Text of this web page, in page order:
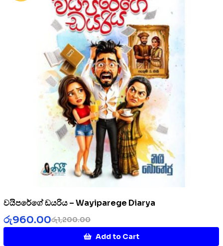
වයිපරේගේ ඩයරිය – Wayiparege Diarya
රු1,200.00
රු960.00
Add to Cart